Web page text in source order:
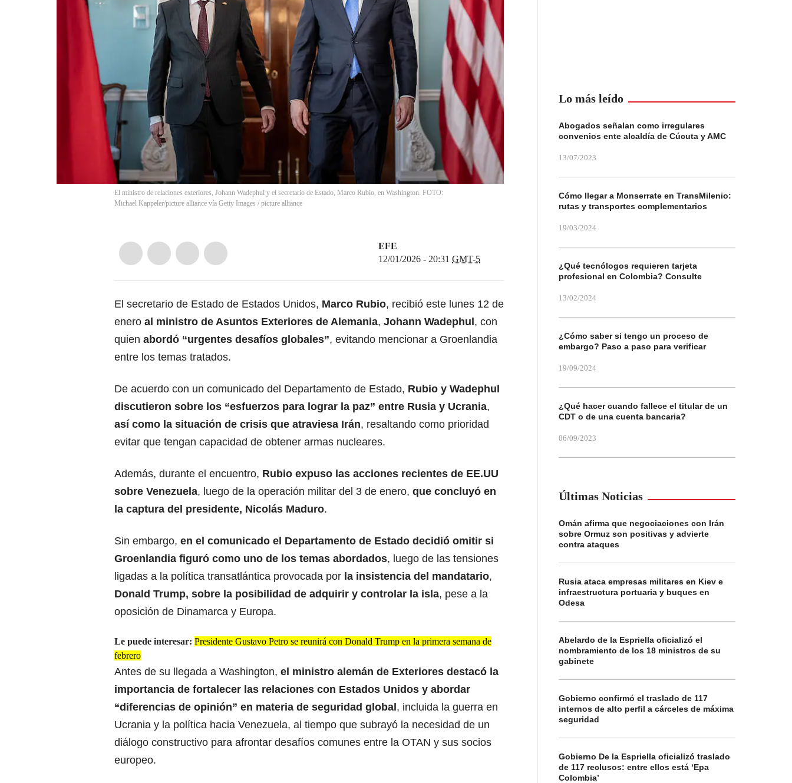
El ministro de relaciones exteriores, Johann Wadephul y el secretario de Estado, Marco Rubio, en Washington. FOTO:
Michael Kappeler/picture alliance vía Getty Images / picture alliance
EFE
12/01/2026 - 20:31 GMT-5
El secretario de Estado de Estados Unidos, Marco Rubio, recibió este lunes 12 de
enero al ministro de Asuntos Exteriores de Alemania, Johann Wadephul , con
quien abordó “urgentes desafíos globales”, evitando mencionar a Groenlandia
entre los temas tratados.
De acuerdo con un comunicado del Departamento de Estado, Rubio y Wadephul
discutieron sobre los “esfuerzos para lograr la paz” entre Rusia y Ucrania,
así como la situación de crisis que atraviesa Irán, resaltando como prioridad
evitar que tengan capacidad de obtener armas nucleares.
Además, durante el encuentro, Rubio expuso las acciones recientes de EE.UU
sobre Venezuela, luego de la operación militar del 3 de enero, que concluyó en
la captura del presidente, Nicolás Maduro.
Sin embargo, en el comunicado el Departamento de Estado decidió omitir si
Groenlandia figuró como uno de los temas abordados, luego de las tensiones
ligadas a la política transatlántica provocada por la insistencia del mandatario,
Donald Trump, sobre la posibilidad de adquirir y controlar la isla, pese a la
oposición de Dinamarca y Europa.
Le puede interesar: Presidente Gustavo Petro se reunirá con Donald Trump en la primera semana de
febrero
Antes de su llegada a Washington, el ministro alemán de Exteriores destacó la
importancia de fortalecer las relaciones con Estados Unidos y abordar
“diferencias de opinión” en materia de seguridad global , incluida la guerra en
Ucrania y la política hacia Venezuela, al tiempo que subrayó la necesidad de un
diálogo constructivo para afrontar desafíos comunes entre la OTAN y sus socios
europeo.
Lo más leído
Abogados señalan como irregulares
convenios ente alcaldía de Cúcuta y AMC
13/07/2023
Cómo llegar a Monserrate en TransMilenio:
rutas y transportes complementarios
19/03/2024
¿Qué tecnólogos requieren tarjeta
profesional en Colombia? Consulte
13/02/2024
¿Cómo saber si tengo un proceso de
embargo? Paso a paso para verificar
19/09/2024
¿Qué hacer cuando fallece el titular de un
CDT o de una cuenta bancaria?
06/09/2023
Últimas Noticias
Omán afirma que negociaciones con Irán
sobre Ormuz son positivas y advierte
contra ataques
Rusia ataca empresas militares en Kiev e
infraestructura portuaria y buques en
Odesa
Abelardo de la Espriella oficializó el
nombramiento de los 18 ministros de su
gabinete
Gobierno confirmó el traslado de 117
internos de alto perfil a cárceles de máxima
seguridad
Gobierno De la Espriella oficializó traslado
de 117 reclusos: entre ellos está ‘Epa
Colombia’